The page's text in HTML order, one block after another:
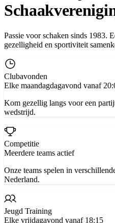
Passie voor schaken sinds 1983.
gezelligheid en sportiviteit
Clubavonden
Elke maandagdagavond vanaf
Kom gezellig langs voor een
wedstrijd.
Competitie
Meerdere teams actief
Onze teams spelen in
Nederland.
Jeugd Training
Elke vrijdagavond vanaf 18:15